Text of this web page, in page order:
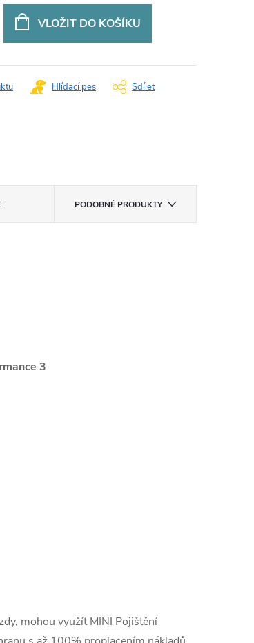
VLOŽIT DO KOŠÍKU
Hlídací pes Sdílet
PODOBNÉ PRODUKTY
3
mohou využít MINI Pojištění